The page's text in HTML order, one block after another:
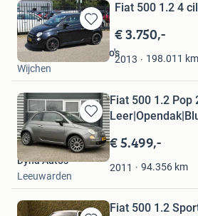
Bewaren
in
Fiat 500 1.2 4
€ 3.750,-
2013 198.011 km
Gerwin Koopsen Auto's
Wijchen
Bewaren
in
Mijn
Favorieten
Fiat 500 1.2 Pop
€ 5.499,-
2011 94.356 km
Dyna Auto's
Leeuwarden
Fiat 500 1.2